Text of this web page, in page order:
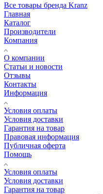
Все товары бренда Kranz
Главная
Каталог
Производители
Компания
О компании
Статьи и новости
Отзывы
Контакты
Информация
Условия оплаты
Условия доставки
Гарантия на товар
Правовая информация
Публичная оферта
Помощь
Условия оплаты
Условия доставки
Гарантия на товар